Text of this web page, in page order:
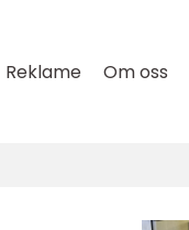
Reklame Om oss